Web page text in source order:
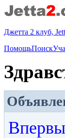
Джетта 2 клуб,
ПомощьПоиск